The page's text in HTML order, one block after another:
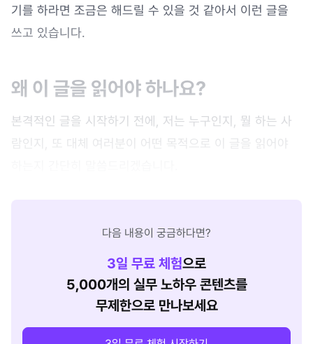
기를 하라면 조금은 해드릴 수 있을 것 같아서 이런 글을
쓰고 있습니다.
왜 이 글을 읽어야 하나요?
본격적인 글을 시작하기 전에, 저는 누구인지, 뭘 하는 사
람인지, 또 대체 여러분이 어떤 목적으로 이 글을 읽어야
다음 내용이 궁금하다면?
3일 무료 체험으로
5,000개의 실무 노하우 콘텐츠를
무제한으로 만나보세요